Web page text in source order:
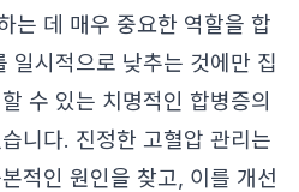
는 데 매우 중요한 역할을 합
일시적으로 낮추는 것에만 집
수 있는 치명적인 합병증의
니다. 진정한 고혈압 관리는
적인 원인을 찾고, 이를 개선